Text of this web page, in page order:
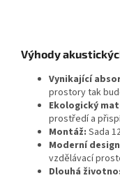
Výhody
Vynikající
prostory tak
Ekologický
prostředí a
Montáž: Sada
Moderní
vzdělávací
Dlouhá